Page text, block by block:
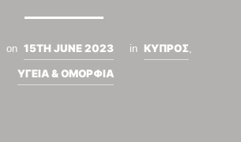
on 15TH JUNE 2023 in ΚΥΠΡΟΣ,
ΥΓΕΙΑ & ΟΜΟΡΦΙΑ